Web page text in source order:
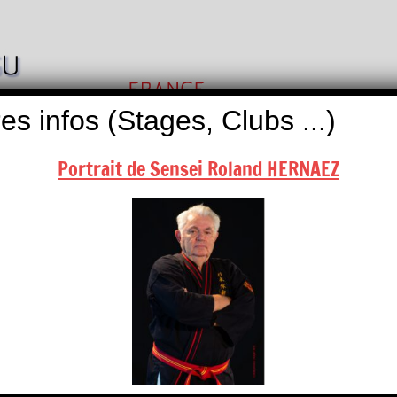
Nihon
Taï
Jitsu
Self
Défense
BOUTIQUES NOUS CONTACTER
contactez-nous …
infos (Stages, Clubs ...)
Portrait de Sensei Roland HERNAEZ